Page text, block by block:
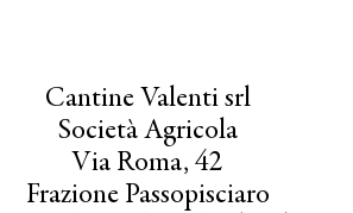
Cantine Valenti srl
Società Agricola
Via Roma, 42
Frazione Passopisciaro